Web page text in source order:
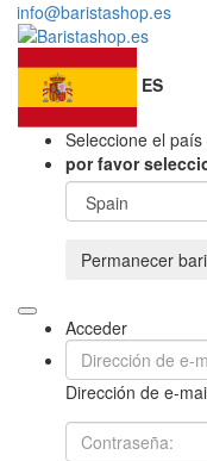
info@baristashop.es
ES
Seleccione el
por favor
Permanecer
Acceder
Dirección de e-